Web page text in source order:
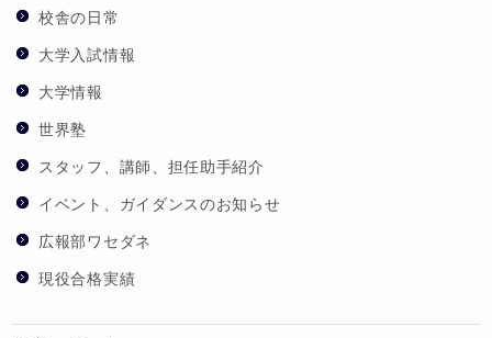
校舎の日常
大学入試情報
大学情報
世界塾
スタッフ、講師、担任助手紹介
イベント、ガイダンスのお知らせ
広報部ワセダネ
現役合格実績